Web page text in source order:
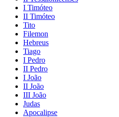
I Timóteo
II Timóteo
Tito
Filemon
Hebreus
Tiago
I Pedro
II Pedro
I João
II João
III João
Judas
Apocalipse